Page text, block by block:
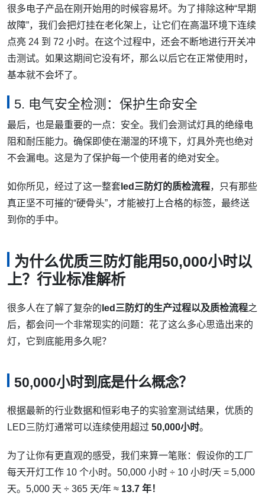
很多电子产品在刚开始用的时候容易坏。为了排除这种“早期
故障”，我们会把灯挂在老化架上，让它们在高温环境下连续
点亮 24 到 72 小时。在这个过程中，还会不断地进行开关冲
击测试。如果这期间它没有坏，那么以后它在正常使用时，
基本就不会坏了。
5. 电气安全检测：保护生命安全
最后，也是最重要的一点：安全。我们会测试灯具的绝缘电
阻和耐压能力。确保即使在潮湿的环境下，灯具外壳也绝对
不会漏电。这是为了保护每一个使用者的绝对安全。
如你所见，经过了这一整套 led三防灯的质检流程，只有那些
真正坚不可摧的“硬骨头”，才能被打上合格的标签，最终送
到你的手中。
为什么优质三防灯能用50,000小时以
上？行业标准解析
很多人在了解了复杂的 led三防灯的生产过程以及质检流程之
后，都会问一个非常现实的问题：花了这么多心思造出来的
灯，它到底能用多久呢？
50,000小时到底是什么概念？
根据最新的行业数据和恒彩电子的实验室测试结果，优质的
LED三防灯通常可以连续使用超过 50,000小时。
为了让你有更直观的感受，我们来算一笔账：假设你的工厂
每天开灯工作 10 个小时。50,000 小时 ÷ 10 小时/天 = 5,000
天。5,000 天 ÷ 365 天/年 ≈ 13.7 年！